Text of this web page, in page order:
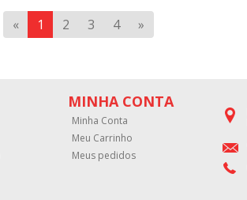
« 1 2 3 4 »
MINHA CONTA
Minha Conta
Meu Carrinho
Meus pedidos